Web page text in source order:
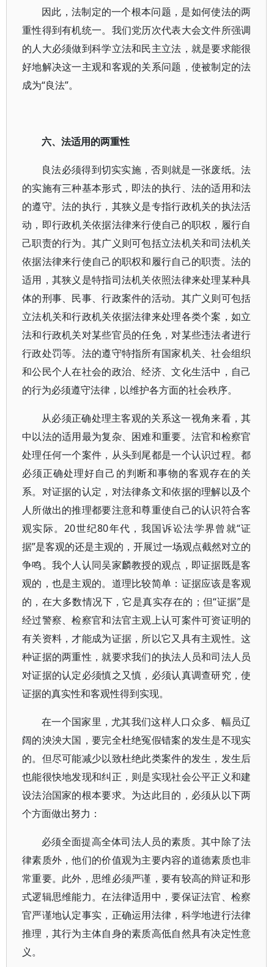
因此，法制定的一个根本问题，是如何使法的两
重性得到有机统一。我们党历次代表大会文件所强调
的人大必须做到科学立法和民主立法，就是要求能很
好地解决这一主观和客观的关系问题，使被制定的法
成为“良法”。
六、法适用的两重性
良法必须得到切实实施，否则就是一张废纸。法
的实施有三种基本形式，即法的执行、法的适用和法
的遵守。法的执行，其狭义是专指行政机关的执法活
动，即行政机关依据法律来行使自己的职权，履行自
己职责的行为。其广义则可包括立法机关和司法机关
依据法律来行使自己的职权和履行自己的职责。法的
适用，其狭义是特指司法机关依照法律来处理某种具
体的刑事、民事、行政案件的活动。其广义则可包括
立法机关和行政机关依据法律来处理各类个案，如立
法和行政机关对某些官员的任免，对某些违法者进行
行政处罚等。法的遵守特指所有国家机关、社会组织
和公民个人在社会的政治、经济、文化生活中，自己
的行为必须遵守法律，以维护各方面的社会秩序。
从必须正确处理主客观的关系这一视角来看，其
中以法的适用最为复杂、困难和重要。法官和检察官
处理任何一个案件，从头到尾都是一个认识过程。都
必须正确处理好自己的判断和事物的客观存在的关
系。对证据的认定，对法律条文和依据的理解以及个
人所做出的推理都要注意和尊重使自己的认识符合客
观实际。20世纪80年代，我国诉讼法学界曾就“证
据”是客观的还是主观的，开展过一场观点截然对立的
争鸣。我个人认同吴家麟教授的观点，即证据既是客
观的，也是主观的。道理比较简单：证据应该是客观
的，在大多数情况下，它是真实存在的；但“证据”是
经过警察、检察官和法官主观上认可案件可资证明的
有关资料，才能成为证据，所以它又具有主观性。这
种证据的两重性，就要求我们的执法人员和司法人员
对证据的认定必须慎之又慎，必须认真调查研究，使
证据的真实性和客观性得到实现。
在一个国家里，尤其我们这样人口众多、幅员辽
阔的泱泱大国，要完全杜绝冤假错案的发生是不现实
的。但尽可能减少以致杜绝此类案件的发生，发生后
也能很快地发现和纠正，则是实现社会公平正义和建
设法治国家的根本要求。为达此目的，必须从以下两
个方面做出努力：
必须全面提高全体司法人员的素质。其中除了法
律素质外，他们的价值观为主要内容的道德素质也非
常重要。此外，思维必须严谨，要有较高的辩证和形
式逻辑思维能力。在法律适用中，要保证法官、检察
官严谨地认定事实，正确运用法律，科学地进行法律
推理，其行为主体自身的素质高低自然具有决定性意
义。